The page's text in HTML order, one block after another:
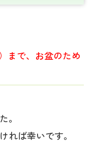
まで、 お盆のため
。
れば幸いです。